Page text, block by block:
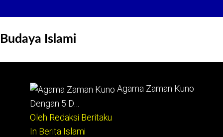
Budaya Islami
Agama Zaman Kuno
Dengan 5 D…
Oleh Redaksi Beritaku
In Berita Islami